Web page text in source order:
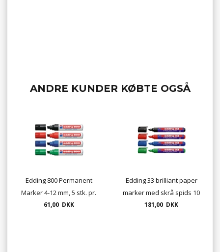
ANDRE KUNDER KØBTE OGSÅ
Edding 800 Permanent
Marker 4-12 mm, 5 stk. pr.
æske
61,00 DKK
Edding 33 brilliant paper
marker med skrå spids 10
pr. æske
181,00 DKK